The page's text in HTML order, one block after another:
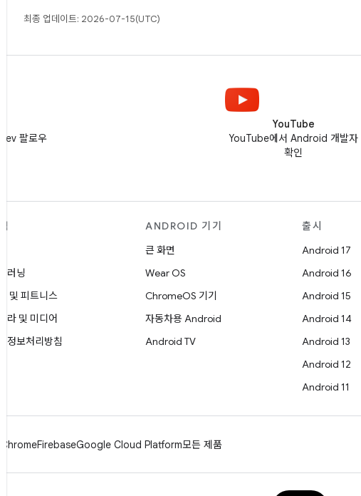
최종 업데이트: 2026-07-15(UTC)
팔로우
YouTube
YouTube에서 Android 개발자
확인
신러닝
강 및 피트니스
메라 및 미디어
인정보처리방침
ANDROID 기기
큰 화면
Wear OS
ChromeOS 기기
자동차용 Android
Android TV
출시
Android 17
Android 16
Android 15
Android 14
Android 13
Android 12
Android 11
ChromeFirebaseGoogle Cloud Platform모든 제품